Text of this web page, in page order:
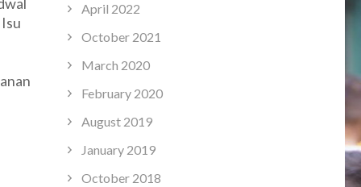
April 2022
October 2021
March 2020
February 2020
August 2019
January 2019
October 2018